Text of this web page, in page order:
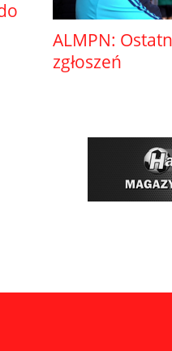
ALMPN:
zgłoszeń